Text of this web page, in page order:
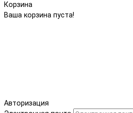
Корзина
Ваша корзина пуста!
Авторизация